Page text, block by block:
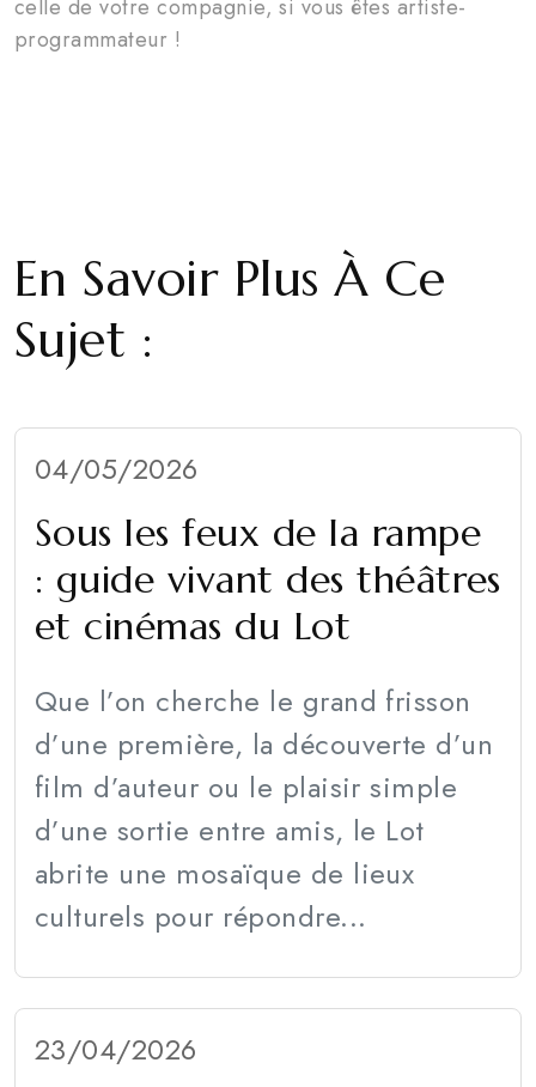
celle de votre compagnie, si vous êtes artiste-
programmateur !
En Savoir Plus À Ce
Sujet :
04/05/2026
Sous les feux de la rampe
: guide vivant des théâtres
et cinémas du Lot
Que l’on cherche le grand frisson
d’une première, la découverte d’un
film d’auteur ou le plaisir simple
d’une sortie entre amis, le Lot
abrite une mosaïque de lieux
culturels pour répondre...
23/04/2026